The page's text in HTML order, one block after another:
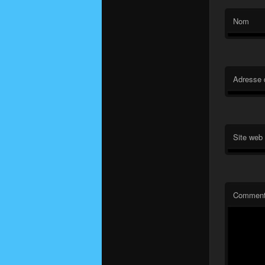
Nom
Adresse
Site web